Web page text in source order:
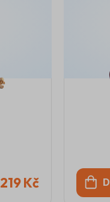
219 Kč